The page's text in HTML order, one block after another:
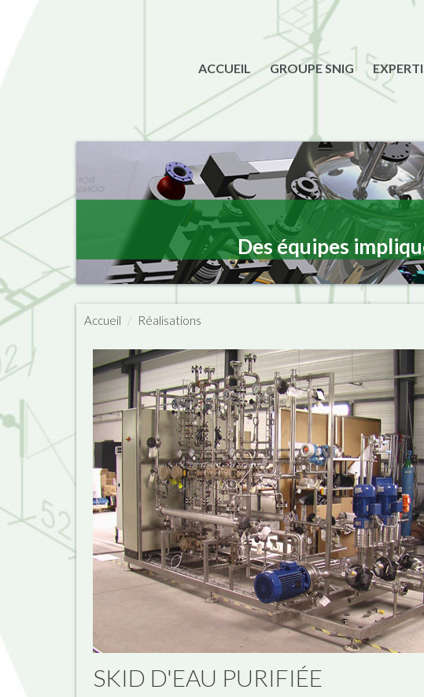
ACCUEIL GROUPE SNIG
Des équipes
Accueil Réalisations
SKID D'EAU PURIFIÉE